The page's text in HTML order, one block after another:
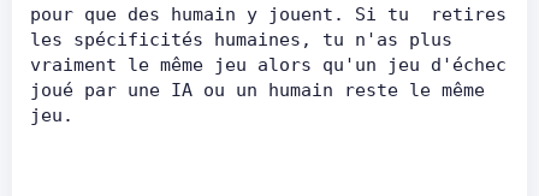
pour que des humain y jouent. Si tu  retires
les spécificités humaines, tu n'as plus
vraiment le même jeu alors qu'un jeu d'échec
joué par une IA ou un humain reste le même
jeu.